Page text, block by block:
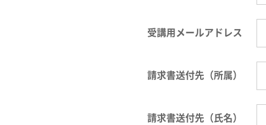
受講用メールアドレス
請求書送付先（所属）
請求書送付先（氏名）